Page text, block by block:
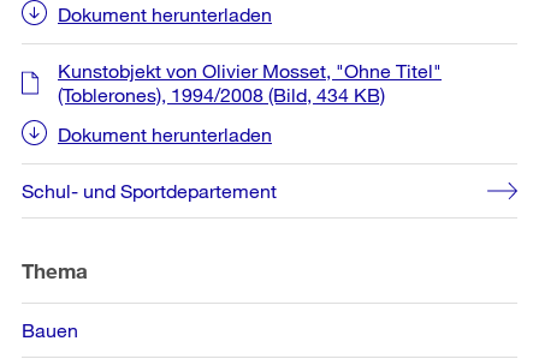
Dokument herunterladen
Kunstobjekt von Olivier Mosset, "Ohne Titel"
(Toblerones), 1994/2008 (Bild, 434 KB)
Dokument herunterladen
Schul- und Sportdepartement
Thema
Bauen